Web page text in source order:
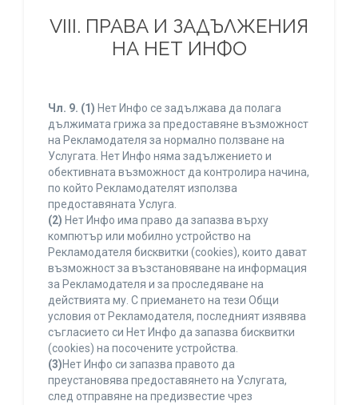
VIII. ПРАВА И ЗАДЪЛЖЕНИЯ
НА НЕТ ИНФО
Чл. 9. (1) Нет Инфо се задължава да полага
дължимата грижа за предоставяне възможност
на Рекламодателя за нормално ползване на
Услугата. Нет Инфо няма задължението и
обективната възможност да контролира начина,
по който Рекламодателят използва
предоставяната Услуга.
(2) Нет Инфо има право да запазва върху
компютър или мобилно устройство на
Рекламодателя бисквитки (cookies), които дават
възможност за възстановяване на информация
за Рекламодателя и за проследяване на
действията му. С приемането на тези Общи
условия от Рекламодателя, последният изявява
съгласието си Нет Инфо да запазва бисквитки
(cookies) на посочените устройства.
(3)Нет Инфо си запазва правото да
преустановява предоставянето на Услугата,
след отправяне на предизвестие чрез